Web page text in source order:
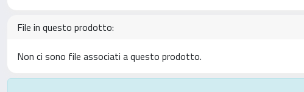
File in questo prodotto:
Non ci sono file associati a questo prodotto.